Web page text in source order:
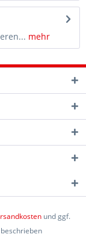
mehr
und ggf.